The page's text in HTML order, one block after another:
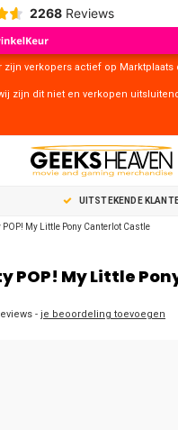
2268 Reviews
zijn verkopers actief op Marktplaats
zijn dit niet en verkopen
UITSTEKENDE
POP! My Little Pony Canterlot Castle
POP! My Little
- je beoordeling toevoegen